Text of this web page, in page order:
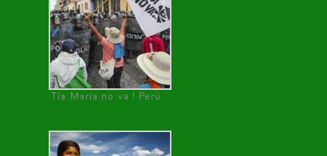
Tía María no va ! Perú